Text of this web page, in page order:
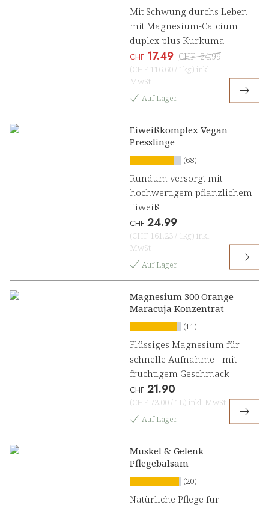
Mit Schwung durchs Leben –
mit Magnesium-Calcium
duplex plus Kurkuma
CHF 17.49 CHF 24.99
(CHF 116.60 / 1kg) inkl.
MwSt
Auf Lager
Eiweißkomplex Vegan
Presslinge
(68)
Rundum versorgt mit
hochwertigem pflanzlichem
Eiweiß
CHF 24.99
(CHF 161.23 / 1kg) inkl.
MwSt
Auf Lager
Magnesium 300 Orange-
Maracuja Konzentrat
(11)
Flüssiges Magnesium für
schnelle Aufnahme - mit
fruchtigem Geschmack
CHF 21.90
(CHF 73.00 / 1L) inkl. MwSt
Auf Lager
Muskel & Gelenk
Pflegebalsam
(20)
Natürliche Pflege für